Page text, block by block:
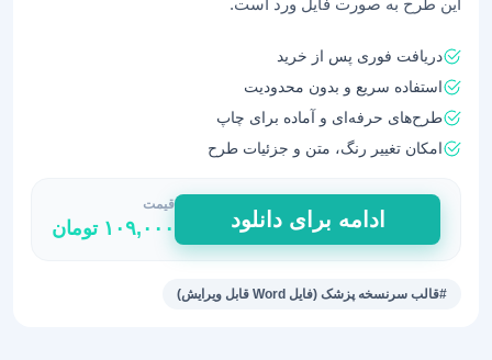
این طرح به صورت فایل ورد است.
دریافت فوری پس از خرید
استفاده سریع و بدون محدودیت
طرح‌های حرفه‌ای و آماده برای چاپ
امکان تغییر رنگ، متن و جزئیات طرح
طرح
نسخه
برای
پزشکان
ادامه برای دانلود
قیمت
۱۰۹,۰۰۰ تومان
#قالب سرنسخه پزشک (فایل Word قابل ویرایش)